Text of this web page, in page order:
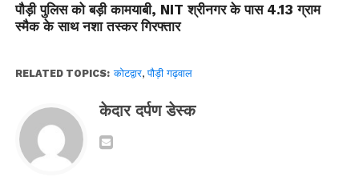
पौड़ी पुलिस को बड़ी कामयाबी, NIT श्रीनगर के पास 4.13 ग्राम
स्मैक के साथ नशा तस्कर गिरफ्तार
RELATED TOPICS: कोटद्वार,पौड़ी गढ़वाल
केदार दर्पण डेस्क